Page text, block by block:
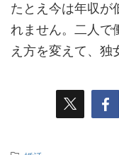
たとえ今は年収が
れません。二人で
え方を変えて、独